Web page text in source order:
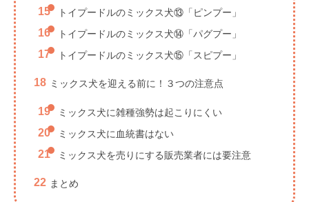
トイプードルのミックス犬⑬「ピンプー」
トイプードルのミックス犬⑭「パグプー」
トイプードルのミックス犬⑮「スピプー」
ミックス犬を迎える前に！３つの注意点
ミックス犬に雑種強勢は起こりにくい
ミックス犬に血統書はない
ミックス犬を売りにする販売業者には要注意
まとめ